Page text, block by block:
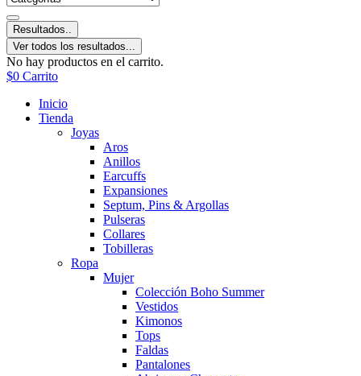
Resultados..
Ver todos los resultados...
No hay productos en el carrito.
$0 Carrito
Inicio
Tienda
Joyas
Aros
Anillos
Earcuffs
Expansiones
Septum, Pins & Argollas
Pulseras
Collares
Tobilleras
Ropa
Mujer
Colección Boho Summer
Vestidos
Kimonos
Tops
Faldas
Pantalones